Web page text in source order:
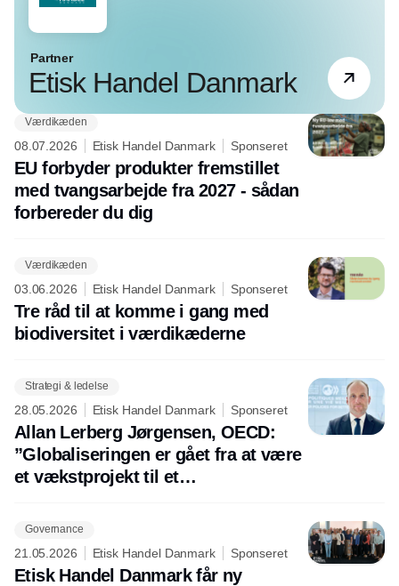
Partner
Etisk Handel Danmark
Værdikæden
08.07.2026 Etisk Handel Danmark Sponseret
EU forbyder produkter fremstillet
med tvangsarbejde fra 2027 - sådan
forbereder du dig
Værdikæden
03.06.2026 Etisk Handel Danmark Sponseret
Tre råd til at komme i gang med
biodiversitet i værdikæderne
Strategi & ledelse
28.05.2026 Etisk Handel Danmark Sponseret
Allan Lerberg Jørgensen, OECD:
”Globaliseringen er gået fra at være
et vækstprojekt til et
Governance
21.05.2026 Etisk Handel Danmark Sponseret
Etisk Handel Danmark får ny